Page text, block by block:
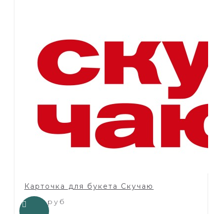
Карточка для букета Скучаю
1.00 руб